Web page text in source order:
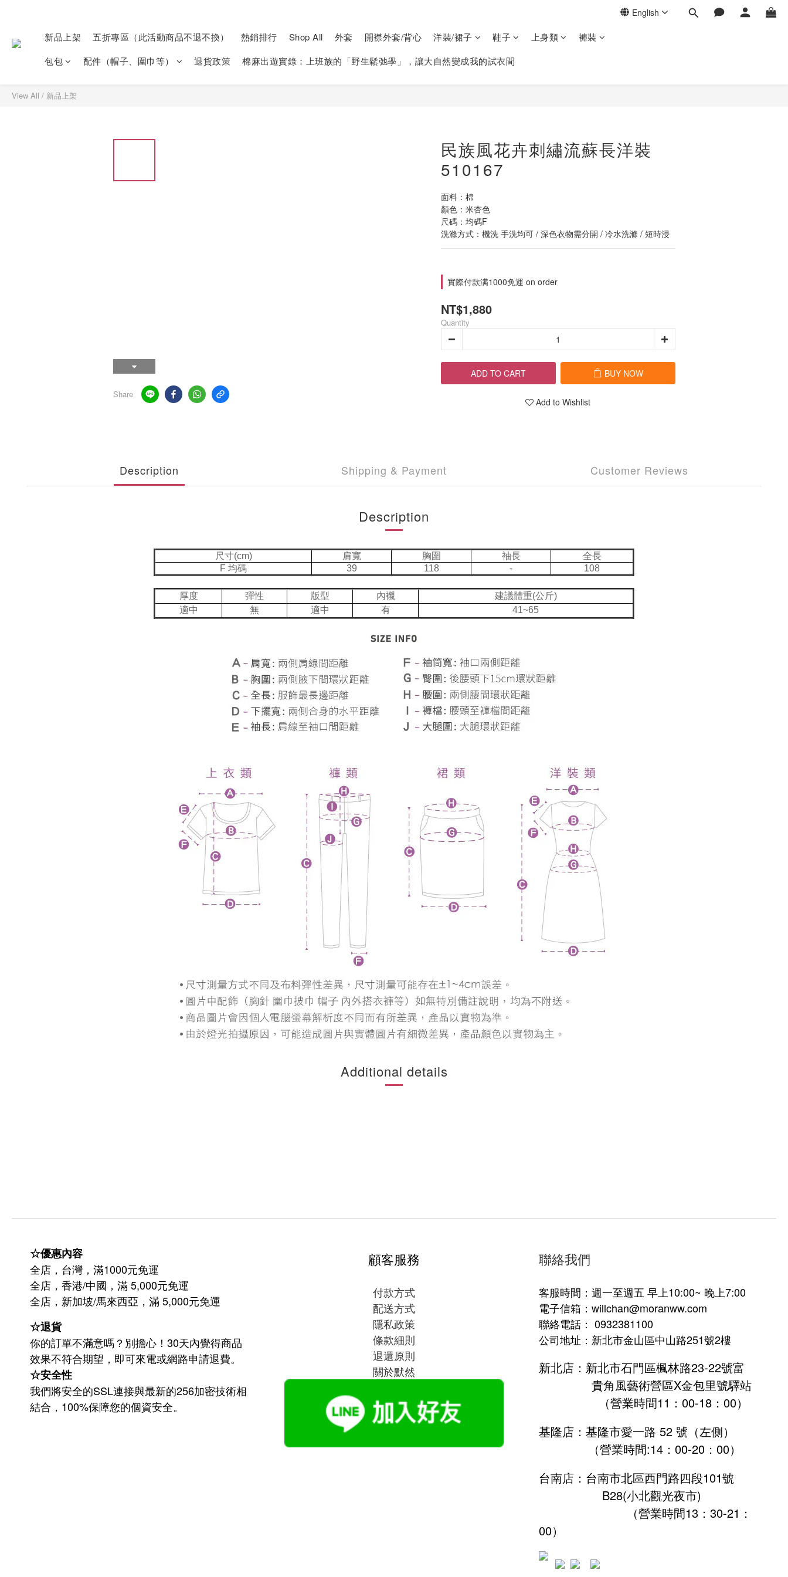
English
新品上架 五折專區（此活動商品不退不換） 熱銷排行 Shop All 外套 開襟外套/背心 洋裝/裙子 鞋子 上身類
褲裝
包包
配件（帽子、圍巾等） 退貨政策 棉麻出遊實錄：上班族的「野生鬆弛學」，讓大自然變成我的試衣間
View All / 新品上架
Share
民族風花卉刺繡流蘇長洋裝
510167
面料：棉
顏色：米杏色
尺碼：均碼F
洗滌方式：機洗 手洗均可 / 深色衣物需分開 / 冷水洗滌 / 短時浸
實際付款满1000免運 on order
NT$1,880
Quantity
ADD TO CART BUY NOW
Add to Wishlist
Description Shipping & Payment Customer Reviews
Description
尺寸(cm) 肩寬 胸圍 袖長
全長
F 均碼
39 118 - 108
厚度 彈性 版型 內襯
建議體重(公斤)
適中
無 適中 有 41~65
Additional details
☆優惠內容
全店，台灣，滿1000元免運
全店，香港/中國，滿 5,000元免運
全店，新加坡/馬來西亞，滿 5,000元免運
☆退貨
你的訂單不滿意嗎？別擔心！30天內覺得商品
效果不符合期望，即可來電或網路申請退費。
☆安全性
我們將安全的SSL連接與最新的256加密技術相
結合，100%保障您的個資安全。
顧客服務
付款方式
配送方式
隱私政策
條款細則
退還原則
關於默然
聯絡我們
客服時間：週一至週五 早上10:00~ 晚上7:00
電子信箱：willchan@moranww.com
聯絡電話： 0932381100
公司地址：新北市金山區中山路251號2樓
新北店：新北市石門區楓林路23-22號富
貴角風藝術營區X金包里號驛站
（營業時間11：00-18：00）
基隆店：基隆市愛一路 52 號（左側）
（營業時間:14：00-20：00）
台南店：台南市北區西門路四段101號
B28(小北觀光夜市)
（營業時間13：30-21：
00）